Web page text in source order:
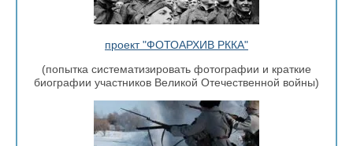
проект "ФОТОАРХИВ РККА"
(попытка систематизировать фотографии и краткие
биографии участников Великой Отечественной войны)